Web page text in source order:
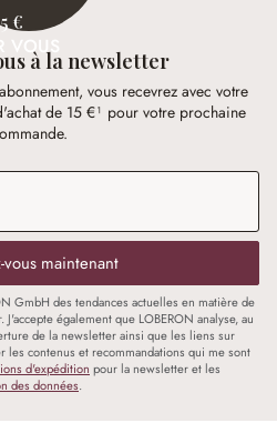
€
VOUS
à la newsletter
vous recevrez avec votre
de 15 €¹ pour votre prochaine
vous maintenant
GmbH des tendances actuelles en matière de
également que LOBERON analyse, au
de la newsletter ainsi que les liens sur
contenus et recommandations qui me sont
d'expédition pour la newsletter et les
des données.